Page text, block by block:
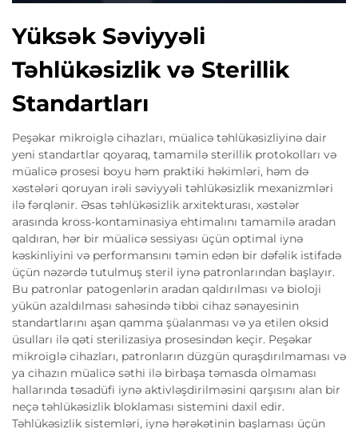
Yüksək Səviyyəli
Təhlükəsizlik və Sterillik
Standartları
Peşəkar mikroiglə cihazları, müalicə təhlükəsizliyinə dair
yeni standartlar qoyaraq, tamamilə sterillik protokolları və
müalicə prosesi boyu həm praktiki həkimləri, həm də
xəstələri qoruyan irəli səviyyəli təhlükəsizlik mexanizmləri
ilə fərqlənir. Əsas təhlükəsizlik arxitekturası, xəstələr
arasında kross-kontaminasiya ehtimalını tamamilə aradan
qaldıran, hər bir müalicə sessiyası üçün optimal iynə
kəskinliyini və performansını təmin edən bir dəfəlik istifadə
üçün nəzərdə tutulmuş steril iynə patronlarından başlayır.
Bu patronlar patogenlərin aradan qaldırılması və bioloji
yükün azaldılması sahəsində tibbi cihaz sənayesinin
standartlarını aşan qamma şüalanması və ya etilen oksid
üsulları ilə qəti sterilizasiya prosesindən keçir. Peşəkar
mikroiglə cihazları, patronların düzgün quraşdırılmaması və
ya cihazın müalicə səthi ilə birbaşa təmasda olmaması
hallarında təsadüfi iynə aktivləşdirilməsini qarşısını alan bir
neçə təhlükəsizlik bloklaması sistemini daxil edir.
Təhlükəsizlik sistemləri, iynə hərəkətinin başlaması üçün